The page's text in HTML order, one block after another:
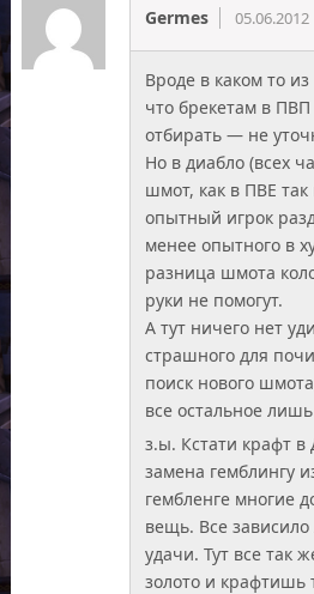
Germes 05.06.2012
Вроде в каком то
что брекетам в
отбирать — не
Но в диабло (всех
шмот, как в ПВЕ
опытный игрок
менее опытного в
разница шмота
руки не помогут.
А тут ничего нет
страшного для
поиск нового
все остальное
з.ы. Кстати крафт
замена гемблингу
гембленге многие
вещь. Все
удачи. Тут все так
золото и